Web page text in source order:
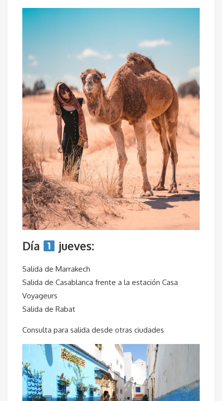
Día jueves:
Salida de Marrakech
Salida de Casablanca frente a la estación Casa
Voyageurs
Salida de Rabat
Consulta para salida desde otras ciudades